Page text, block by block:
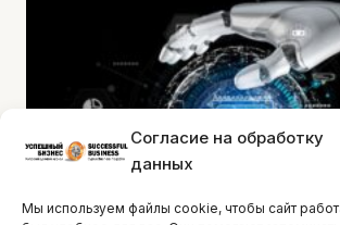
Согласие на обработку
данных
Мы используем файлы cookie, чтобы сайт
торжественная высадка...